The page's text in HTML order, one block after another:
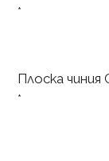
*
Плоска чиния
*